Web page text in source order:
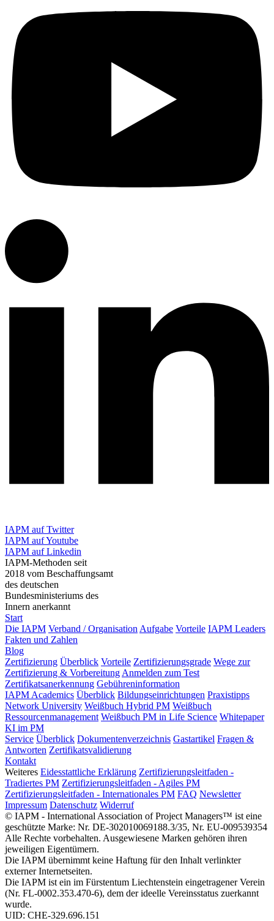
IAPM auf Twitter
IAPM auf Youtube
IAPM auf Linkedin
IAPM-Methoden seit
2018 vom Beschaffungsamt
des deutschen
Bundesministeriums des
Innern anerkannt
Start
Die IAPM Verband / Organisation Aufgabe Vorteile IAPM Leaders
Fakten und Zahlen
Blog
Zertifizierung Überblick Vorteile Zertifizierungsgrade Wege zur
Zertifizierung & Vorbereitung Anmelden zum Test
Zertifikatsanerkennung Gebühreninformation
IAPM Academics Überblick Bildungseinrichtungen Praxistipps
Network University Weißbuch Hybrid PM Weißbuch
Ressourcenmanagement Weißbuch PM in Life Science Whitepaper
KI im PM
Service Überblick Dokumentenverzeichnis Gastartikel Fragen &
Antworten Zertifikatsvalidierung
Kontakt
Weiteres Eidesstattliche Erklärung Zertifizierungsleitfaden -
Tradiertes PM Zertifizierungsleitfaden - Agiles PM
Zertifizierungsleitfaden - Internationales PM FAQ Newsletter
Impressum Datenschutz Widerruf
© IAPM - International Association of Project Managers™ ist eine
geschützte Marke: Nr. DE-302010069188.3/35, Nr. EU-009539354
Alle Rechte vorbehalten. Ausgewiesene Marken gehören ihren
jeweiligen Eigentümern.
Die IAPM übernimmt keine Haftung für den Inhalt verlinkter
externer Internetseiten.
Die IAPM ist ein im Fürstentum Liechtenstein eingetragener Verein
(Nr. FL-0002.353.470-6), dem der ideelle Vereinsstatus zuerkannt
wurde.
UID: CHE-329.696.151